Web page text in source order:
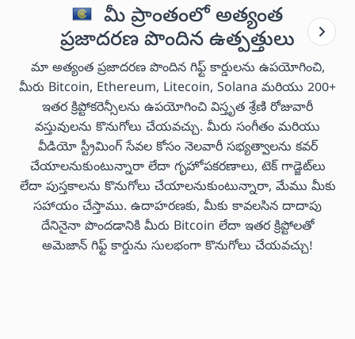
మీ ప్రాంతంలో అత్యంత
ప్రజాదరణ పొందిన ఉత్పత్తులు
మా అత్యంత ప్రజాదరణ పొందిన గిఫ్ట్ కార్డులను ఉపయోగించి,
మీరు Bitcoin, Ethereum, Litecoin, Solana మరియు 200+
ఇతర క్రిప్టోకరెన్సీలను ఉపయోగించి విస్తృత శ్రేణి రోజువారీ
వస్తువులను కొనుగోలు చేయవచ్చు. మీరు సంగీతం మరియు
వీడియో స్ట్రీమింగ్ సేవల కోసం నెలవారీ సభ్యత్వాలను కవర్
చేయాలనుకుంటున్నారా లేదా గృహోపకరణాలు, టెక్ గాడ్జెట్‌లు
లేదా పుస్తకాలను కొనుగోలు చేయాలనుకుంటున్నారా, మేము మీకు
సహాయం చేస్తాము. ఉదాహరణకు, మీకు కావలసిన దాదాపు
దేనినైనా పొందడానికి మీరు Bitcoin లేదా ఇతర క్రిప్టోలతో
అమెజాన్ గిఫ్ట్ కార్డును సులభంగా కొనుగోలు చేయవచ్చు!